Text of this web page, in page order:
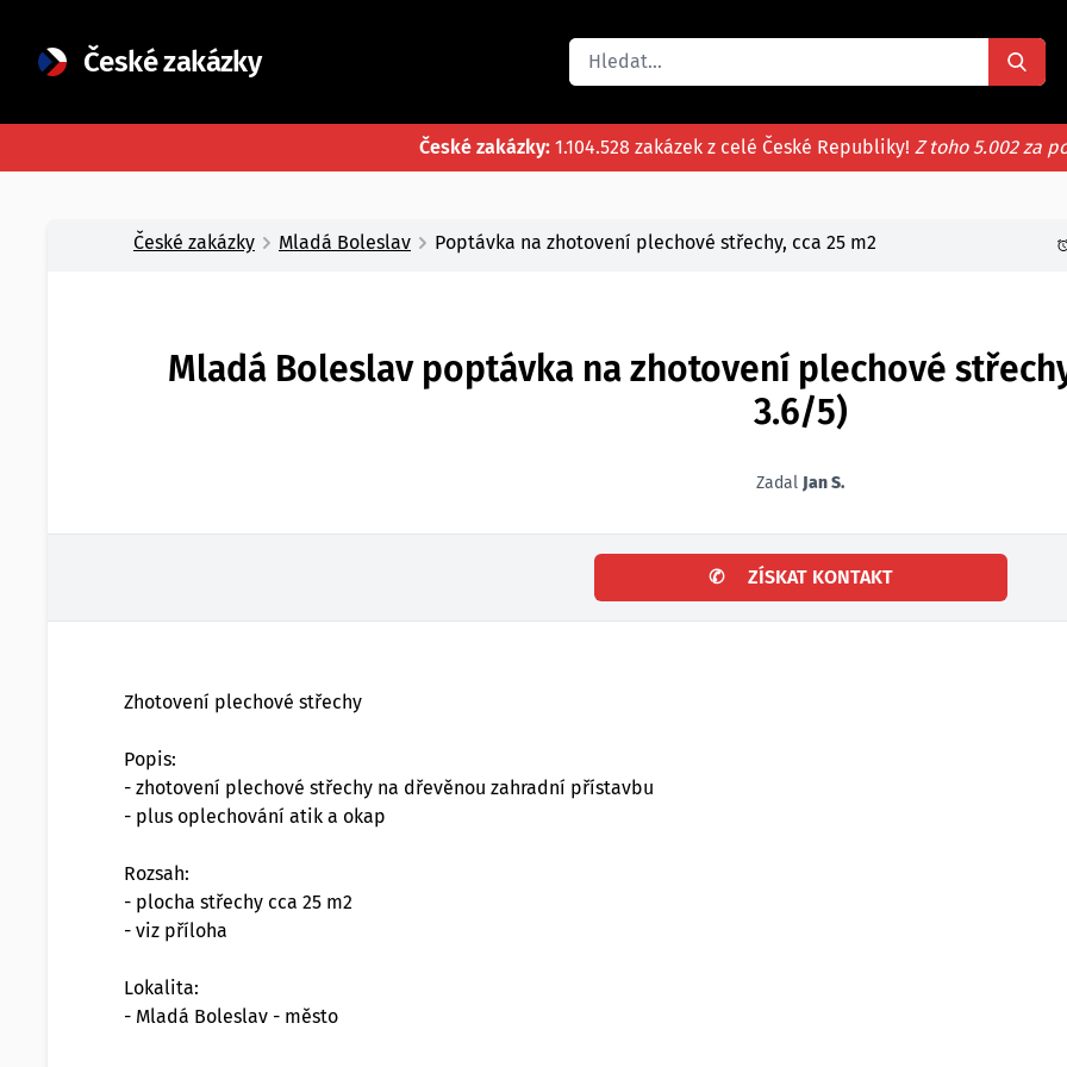
České zakázky
České zakázky: 1.104.528 zakázek z celé České Republiky! Z toho 5.002 za
České zakázky Mladá Boleslav Poptávka na zhotovení plechové střechy, cca 25 m2
Mladá Boleslav poptávka na zhotovení plechové
3.6/5)
Zadal Jan S.
✆ ZÍSKAT KONTAKT
Zhotovení plechové střechy
Popis:
- zhotovení plechové střechy na dřevěnou zahradní přístavbu
- plus oplechování atik a okap
Rozsah:
- plocha střechy cca 25 m2
- viz příloha
Lokalita:
- Mladá Boleslav - město